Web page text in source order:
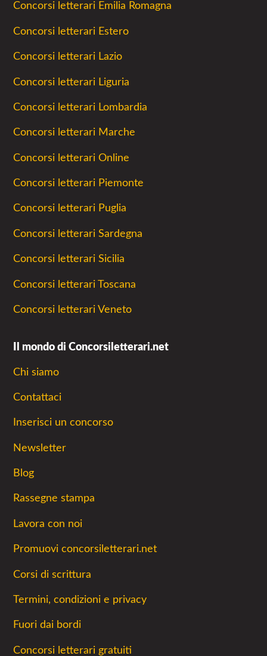
Concorsi letterari Emilia Romagna
Concorsi letterari Estero
Concorsi letterari Lazio
Concorsi letterari Liguria
Concorsi letterari Lombardia
Concorsi letterari Marche
Concorsi letterari Online
Concorsi letterari Piemonte
Concorsi letterari Puglia
Concorsi letterari Sardegna
Concorsi letterari Sicilia
Concorsi letterari Toscana
Concorsi letterari Veneto
Il mondo di Concorsiletterari.net
Chi siamo
Contattaci
Inserisci un concorso
Newsletter
Blog
Rassegne stampa
Lavora con noi
Promuovi concorsiletterari.net
Corsi di scrittura
Termini, condizioni e privacy
Fuori dai bordi
Concorsi letterari gratuiti